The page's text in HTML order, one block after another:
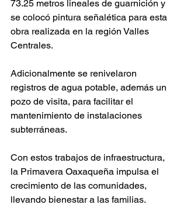
73.25 metros lineales de guarnición y
se colocó pintura señalética para esta
obra realizada en la región Valles
Centrales.
Adicionalmente se renivelaron
registros de agua potable, además un
pozo de visita, para facilitar el
mantenimiento de instalaciones
subterráneas.
Con estos trabajos de infraestructura,
la Primavera Oaxaqueña impulsa el
crecimiento de las comunidades,
llevando bienestar a las familias.